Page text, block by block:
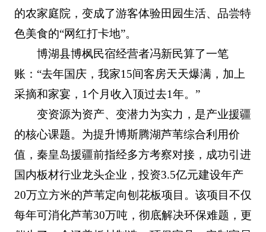
的农家庭院，变成了游客体验田园生活、品尝特
色美食的“网红打卡地”。
博湖县博枫民宿经营者冯新民算了一笔
账：“去年国庆，我家15间客房天天爆满，加上
采摘和家宴，1个月收入顶过去1年。”
变资源为资产、变潜力为实力，是产业援疆
的核心课题。为提升博斯腾湖芦苇综合利用价
值，秦皇岛援疆前指经多方考察对接，成功引进
国内板材行业龙头企业，投资3.5亿元建设年产
20万立方米的芦苇定向刨花板项目。该项目不仅
每年可消化芦苇30万吨，彻底解决环保难题，更